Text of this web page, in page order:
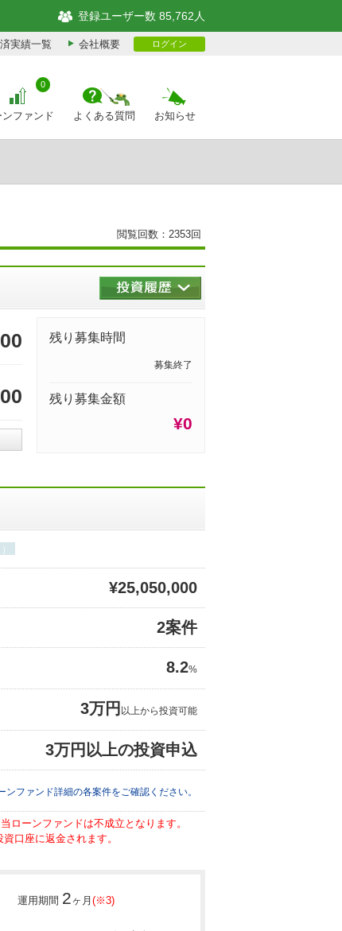
登録ユーザー数 85,762人
実績一覧 会社概要 ログイン
ンファンド
0
よくある質問 お知らせ
閲覧回数：2353回
残り募集時間
募集終了
残り募集金額
¥0
¥25,050,000
2案件
8.2%
3万円 以上から投資可能
3万円以上の投資申込
ンファンド詳細の各案件をご確認ください。
ーンファンドは不成立となります。
口座に返金されます。
運用期間 2ヶ月 (※3)